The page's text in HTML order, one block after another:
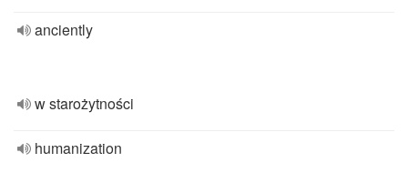
anciently
w starożytności
humanization